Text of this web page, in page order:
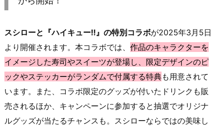
スシローと『ハイキュー!!』の特別コラボが2025年3月5日
より開催されます。本コラボでは、 作品のキャラクターを
イメージした寿司やスイーツが登場し、限定デザインのピ
ックやステッカーがランダムで付属する特典も用意されて
います。また、コラボ限定のグッズが付いたドリンクも販
売されるほか、キャンペーンに参加すると抽選でオリジナ
ルグッズが当たるチャンスも。スシローならではの美味し